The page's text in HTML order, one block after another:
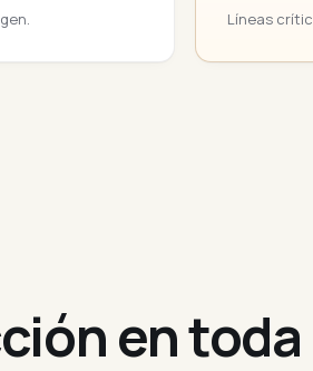
Líneas
en toda